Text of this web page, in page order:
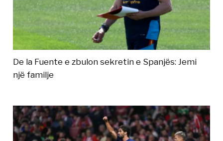
De la Fuente e zbulon sekretin e Spanjës: Jemi
një familje